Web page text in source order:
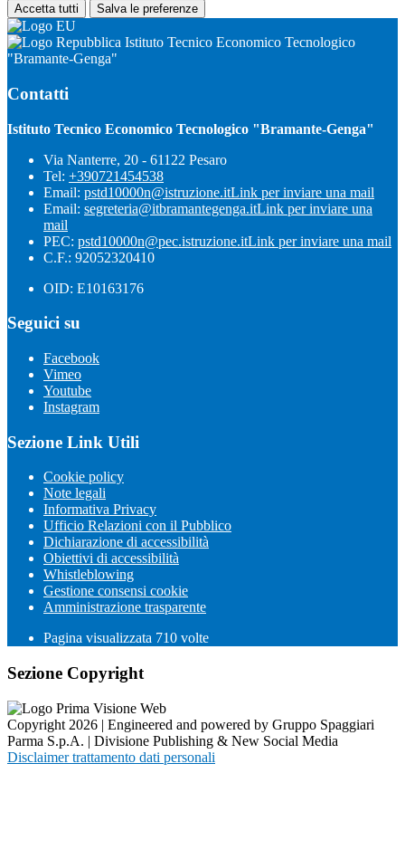
Accetta tutti Salva le preferenze
Istituto Tecnico Economico Tecnologico
"Bramante-Genga"
Contatti
Istituto Tecnico Economico Tecnologico "Bramante-Genga"
Via Nanterre, 20 - 61122 Pesaro
Tel: +390721454538
Email: pstd10000n@istruzione.itLink per inviare una mail
Email: segreteria@itbramantegenga.itLink per inviare una
mail
PEC: pstd10000n@pec.istruzione.itLink per inviare una mail
C.F.: 92052320410
OID: E10163176
Seguici su
Facebook
Vimeo
Youtube
Instagram
Sezione Link Utili
Cookie policy
Note legali
Informativa Privacy
Ufficio Relazioni con il Pubblico
Dichiarazione di accessibilità
Obiettivi di accessibilità
Whistleblowing
Gestione consensi cookie
Amministrazione trasparente
Pagina visualizzata 710 volte
Sezione Copyright
Copyright 2026 | Engineered and powered by Gruppo Spaggiari
Parma S.p.A. | Divisione Publishing & New Social Media
Disclaimer trattamento dati personali